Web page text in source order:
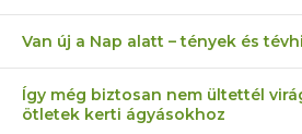
Van új a Nap alatt – tények és
Így még biztosan nem ültettél
ötletek kerti ágyásokhoz